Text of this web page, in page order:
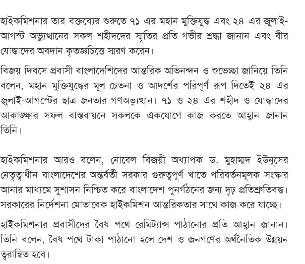
হাইকমিশনার তার বক্তব্যের শুরুতে ৭১ এর মহান মুক্তিযুদ্ধ এবং ২৪ এর জুলাই-
আগস্ট অভ্যুত্থানের সকল শহীদদের স্মৃতির প্রতি গভীর শ্রদ্ধা জানান এবং বীর
যোদ্ধাদের অবদান কৃতজ্ঞচিত্তে স্মরণ করেন।
বিজয় দিবসে প্রবাসী বাংলাদেশিদের আন্তরিক অভিনন্দন ও শুভেচ্ছা জানিয়ে তিনি
বলেন, মহান মুক্তিযুদ্ধের মূল চেতনা ও আদর্শের পরিপূর্ণ রূপ দিতেই ২৪ এর
জুলাই-আগস্টের ছাত্র জনতার গণঅভ্যুত্থান। ৭১ ও ২৪ এর শহীদ ও যোদ্ধাদের
আকাঙ্ক্ষার সফল বাস্তবায়নে সকলকে একযোগে কাজ করতে আহ্বান জানান
তিনি।
হাইকমিশনার আরও বলেন, নোবেল বিজয়ী অধ্যাপক ড. মুহাম্মদ ইউনূসের
নেতৃত্বাধীন বাংলাদেশের অন্তর্বর্তী সরকার গুরুত্বপূর্ণ খাতে পরিবর্তনমূলক সংস্কার
আনার মাধ্যমে সুশাসন নিশ্চিত করে বাংলাদেশ পুনর্গঠনের জন্য দৃঢ় প্রতিশ্রুতিবদ্ধ।
সরকারের নির্দেশনা মোতাবেক হাইকমিশন আন্তরিকতার সাথে কাজ করে যাচ্ছে।
হাইকমিশনার প্রবাসীদের বৈধ পথে রেমিট্যান্স পাঠানোর প্রতি আহ্বান জানান।
তিনি বলেন, বৈধ পথে টাকা পাঠানো হলে দেশ ও জনগণের অর্থনৈতিক উন্নয়ন
ত্বরান্বিত হবে।